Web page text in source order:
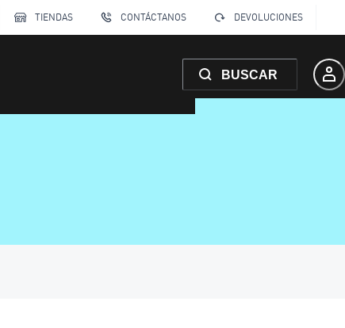
TIENDAS CONTÁCTANOS DEVOLUCIONES
BUSCAR